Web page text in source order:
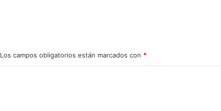
Los campos obligatorios están marcados con *